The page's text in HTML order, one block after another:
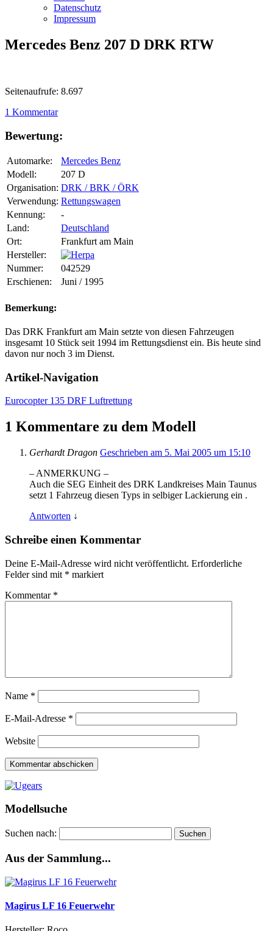
Datenschutz
Impressum
Mercedes Benz 207 D DRK RTW
Seitenaufrufe: 8.697
1 Kommentar
Bewertung:
Automarke:
Mercedes Benz
Modell:
207 D
Organisation: DRK / BRK / ÖRK
Verwendung: Rettungswagen
Kennung:
-
Land:
Deutschland
Ort:
Frankfurt am Main
Hersteller:
Nummer:
042529
Erschienen:
Juni / 1995
Bemerkung:
Das DRK Frankfurt am Main setzte von diesen Fahrzeugen
insgesamt 10 Stück seit 1994 im Rettungsdienst ein. Bis heute sind
davon nur noch 3 im Dienst.
Artikel-Navigation
Eurocopter 135 DRF Luftrettung
1 Kommentare zu dem Modell
Gerhardt Dragon Geschrieben am 5. Mai 2005 um 15:10
– ANMERKUNG –
Auch die SEG Einheit des DRK Landkreises Main Taunus
setzt 1 Fahrzeug diesen Typs in selbiger Lackierung ein .
Antworten ↓
Schreibe einen Kommentar
Deine E-Mail-Adresse wird nicht veröffentlicht. Erforderliche
Felder sind mit * markiert
Kommentar *
Name *
E-Mail-Adresse *
Website
Modellsuche
Suchen nach:
Aus der Sammlung...
Magirus LF 16 Feuerwehr